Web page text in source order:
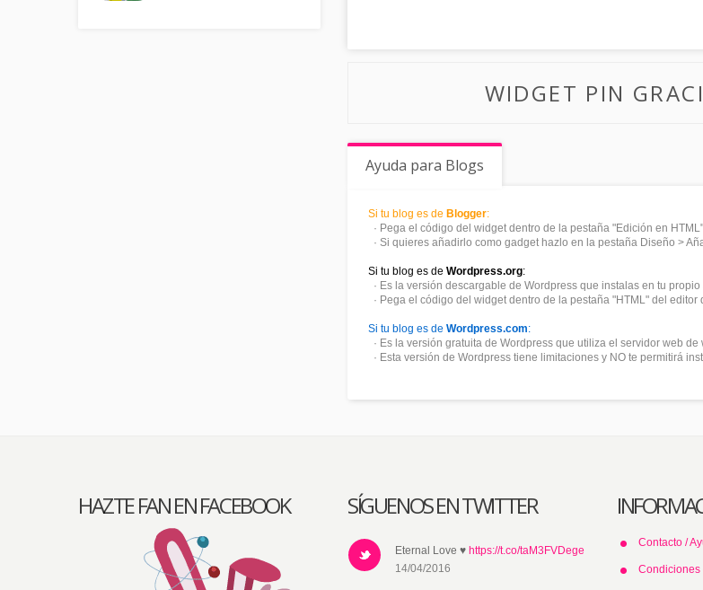
WIDGET PIN
Ayuda para Blogs
Si tu blog es de Blogger:
· Pega el código del widget dentro de la pestaña "Edición en
· Si quieres añadirlo como gadget hazlo en la pestaña Diseño >
Si tu blog es de Wordpress.org:
· Es la versión descargable de Wordpress que instalas en tu
· Pega el código del widget dentro de la pestaña "HTML" del editor
Si tu blog es de Wordpress.com:
· Es la versión gratuita de Wordpress que utiliza el servidor web de
· Esta versión de Wordpress tiene limitaciones y NO te permitirá
HAZTE FAN EN FACEBOOK SÍGUENOS EN TWITTER
Eternal Love ♥ https://t.co/taM3FVDege
14/04/2016
Contacto /
Condiciones